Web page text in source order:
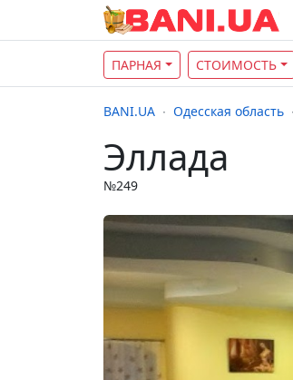
ПАРНАЯ СТОИМОСТЬ
BANI.UA Одесская область
Эллада
№249